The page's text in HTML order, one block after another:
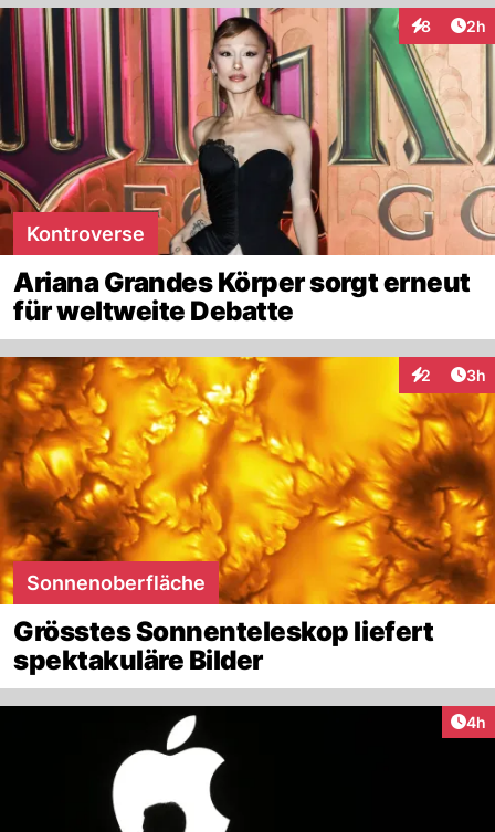
8 2h
Kontroverse
Ariana Grandes Körper sorgt erneut
für weltweite Debatte
2 3h
Sonnenoberfläche
Grösstes Sonnenteleskop liefert
spektakuläre Bilder
4h